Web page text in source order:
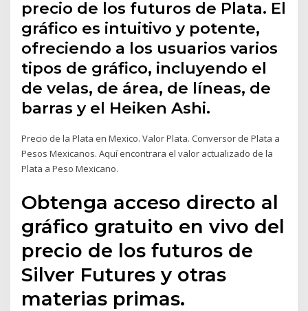
precio de los futuros de Plata. El
gráfico es intuitivo y potente,
ofreciendo a los usuarios varios
tipos de gráfico, incluyendo el
de velas, de área, de líneas, de
barras y el Heiken Ashi.
Precio de la Plata en Mexico. Valor Plata. Conversor de Plata a
Pesos Mexicanos. Aquí encontrara el valor actualizado de la
Plata a Peso Mexicano.
Obtenga acceso directo al
gráfico gratuito en vivo del
precio de los futuros de
Silver Futures y otras
materias primas.